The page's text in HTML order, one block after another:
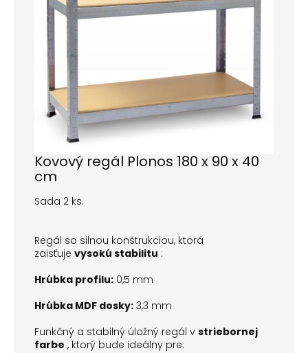
Kovový regál Plonos 180 x 90 x 40
cm
Sada 2 ks.
Regál so silnou konštrukciou, ktorá
zaisťuje vysokú stabilitu :
Hrúbka profilu: 0,5 mm
Hrúbka MDF dosky: 3,3 mm
Funkčný a stabilný úložný regál v striebornej
farbe , ktorý bude ideálny pre: